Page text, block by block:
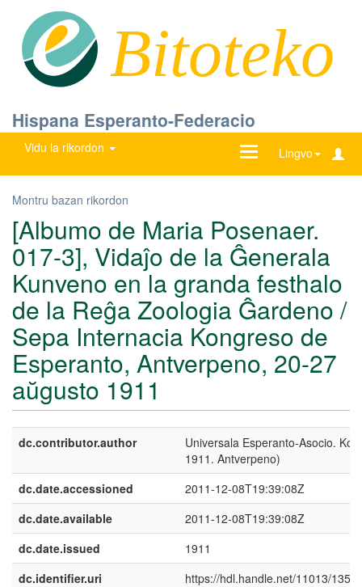
Bitoteko
Hispana Esperanto-Federacio
Vidu la rikordon Lingvo
Ŝanĝu
Montru bazan rikordon
[Albumo de Maria Posenaer.
017-3], Vidaĵo de la Ĝenerala
Kunveno en la granda festhalo
de la Reĝa Zoologia Ĝardeno /
Sepa Internacia Kongreso de
Esperanto, Antverpeno, 20-27
aŭgusto 1911
dc.contributor.author
Universala Esperanto-Asocio.
1911. Antverpeno)
dc.date.accessioned
2011-12-08T19:39:08Z
dc.date.available
2011-12-08T19:39:08Z
dc.date.issued
1911
dc.identifier.uri
https://hdl.handle.net/11013/1356